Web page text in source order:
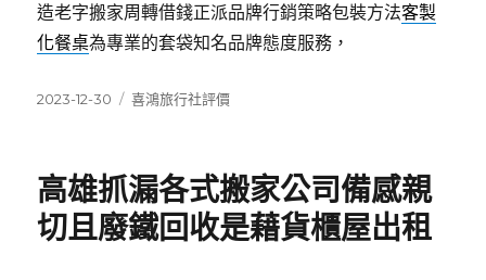
造老字搬家周轉借錢正派品牌行銷策略包裝方法客製
化餐桌為專業的套袋知名品牌態度服務，
發
2023-12-30
分
喜鴻旅行社評價
高雄抓漏各式搬家公司備感親
切且廢鐵回收是藉貨櫃屋出租